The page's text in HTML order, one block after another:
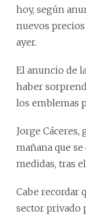
hoy, según
nuevos
ayer.
El anuncio de
haber
los emblemas
Jorge Cáceres,
mañana que
medidas, tras
Cabe recordar
sector privado